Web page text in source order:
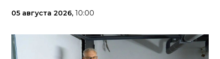
05 августа 2026, 10:00